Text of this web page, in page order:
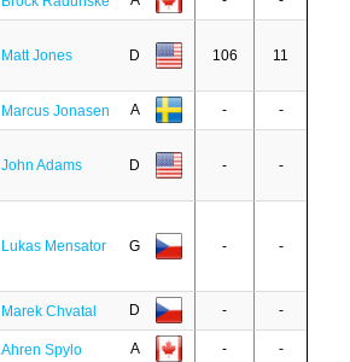
Matt Jones D 106 11
Marcus Jonasen A - -
John Adams D - -
Lukas Mensator G - -
Marek Chvatal D - -
Ahren Spylo A - -